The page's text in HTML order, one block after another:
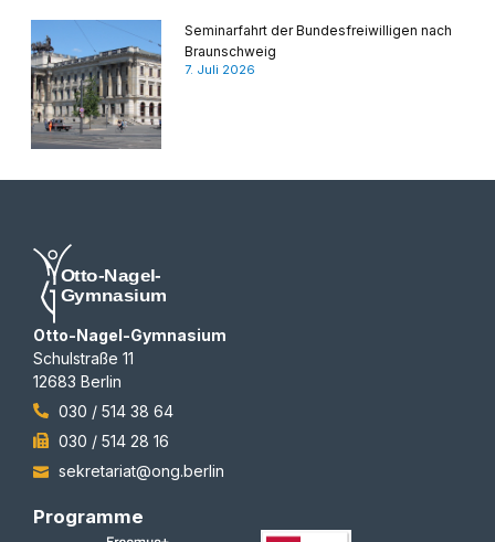
Seminarfahrt der Bundesfreiwilligen nach
Braunschweig
7. Juli 2026
Otto-Nagel-Gymnasium
Schulstraße 11
12683 Berlin
030 / 514 38 64
030 / 514 28 16
sekretariat@ong.berlin
Programme